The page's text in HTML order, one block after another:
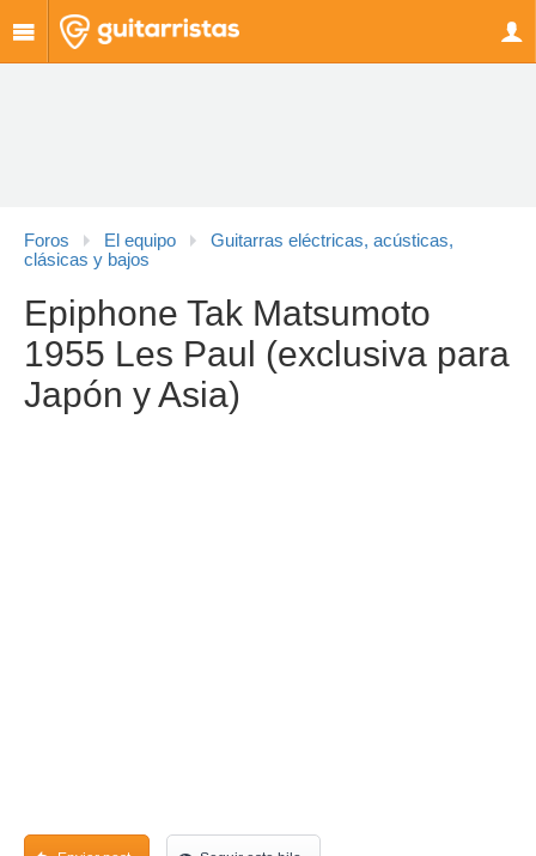
Foros El equipo
Guitarras eléctricas, acústicas,
clásicas y bajos
Epiphone Tak Matsumoto
1955 Les Paul (exclusiva para
Japón y Asia)